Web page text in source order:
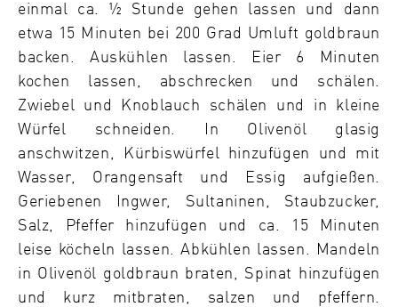
einmal ca. ½ Stunde gehen lassen und dann
etwa 15 Minuten bei 200 Grad Umluft goldbraun
backen. Auskühlen lassen.
Eier 6 Minuten
kochen lassen, abschrecken und schälen.
Zwiebel und Knoblauch schälen und in kleine
Würfel schneiden. In Olivenöl glasig
anschwitzen, Kürbiswürfel hinzufügen und mit
Wasser, Orangensaft und Essig aufgießen.
Geriebenen Ingwer, Sultaninen, Staubzucker,
Salz, Pfeffer hinzufügen und ca. 15 Minuten
leise köcheln lassen. Abkühlen lassen.
Mandeln
in Olivenöl goldbraun braten, Spinat hinzufügen
und kurz mitbraten, salzen und pfeffern.